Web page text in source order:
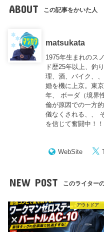
ABOUT この記事をかいた人
matsukata
1975年生まれのス
ド歴25年以上、釣
理、酒、バイク、
婚を機に上京。東
年、 ボーダ（境界
倫が原因での一方
儀なくされる、、
を信じて奮闘中！！
WebSite
NEW POST このライター
アウトドア